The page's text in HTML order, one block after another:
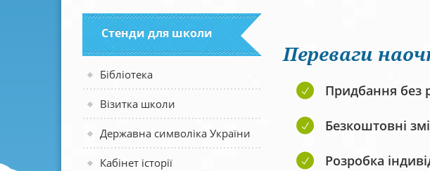
Стенди для школи
Бібліотека
Візитка школи
Державна символіка України
Кабінет історії
Переваги
Придбання без
Безкоштовні
Розробка